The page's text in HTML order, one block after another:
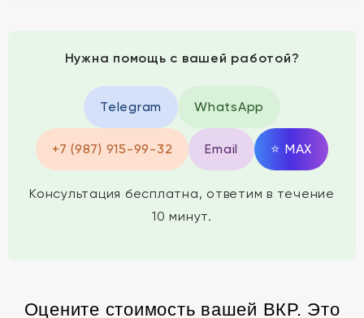
Нужна помощь с вашей работой?
Telegram WhatsApp
+7 (987) 915-99-32 Email ⭐ MAX
Консультация бесплатна, ответим в течение
10 минут.
Оцените стоимость вашей ВКР. Это